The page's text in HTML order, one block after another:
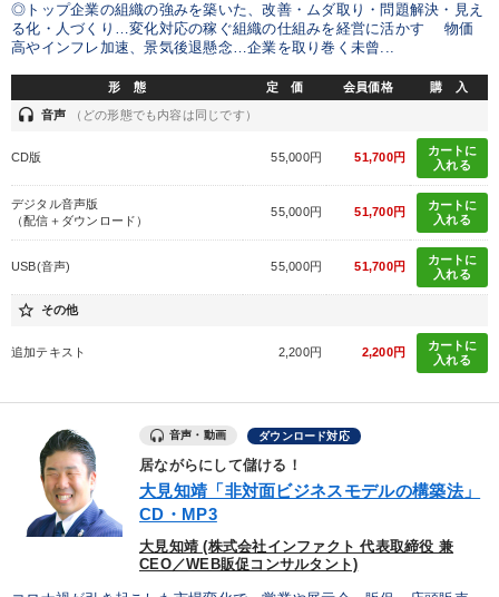
◎トップ企業の組織の強みを築いた、改善・ムダ取り・問題解決・見え
る化・人づくり…変化対応の稼ぐ組織の仕組みを経営に活かす 物価
高やインフレ加速、景気後退懸念…企業を取り巻く未曾...
形 態 定 価 会員価格 購 入
headset 音声 （どの形態でも内容は同じです）
CD版 55,000円 51,700円
カートに
入れる
デジタル音声版
（配信＋ダウンロード）
55,000円 51,700円
カートに
入れる
USB(音声) 55,000円 51,700円
カートに
入れる
star_border その他
追加テキスト 2,200円 2,200円
カートに
入れる
音声・動画 ダウンロード対応
居ながらにして儲ける！
大見知靖「非対面ビジネスモデルの構築法」
CD・MP3
大見知靖 (株式会社インファクト 代表取締役 兼
CEO／WEB販促コンサルタント)